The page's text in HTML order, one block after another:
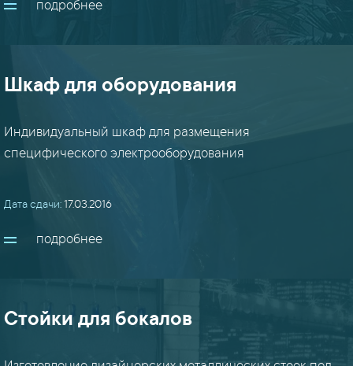
подробнее
Шкаф для оборудования
Индивидуальный шкаф для размещения
специфического электрооборудования
Дата сдачи:17.03.2016
подробнее
Стойки для бокалов